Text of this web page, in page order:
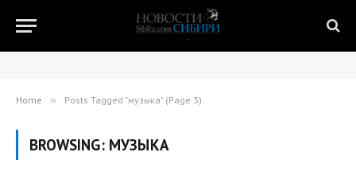
Home » Posts Tagged "музыка" (Page 3)
BROWSING: МУЗЫКА